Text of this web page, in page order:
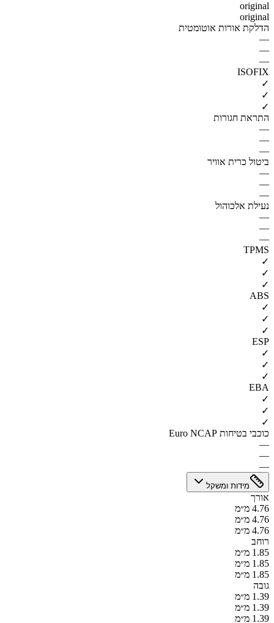
original
original
הדלקת אורות אוטומטית
—
—
—
ISOFIX
✓
✓
✓
התראת חגורות
—
—
—
ביטול כרית אוויר
—
—
—
נעילת אלכוהול
—
—
—
TPMS
✓
✓
✓
ABS
✓
✓
✓
ESP
✓
✓
✓
EBA
✓
✓
✓
כוכבי בטיחות Euro NCAP
—
—
—
מידות ומשקל
אורך
4.76 מ״מ
4.76 מ״מ
4.76 מ״מ
רוחב
1.85 מ״מ
1.85 מ״מ
1.85 מ״מ
גובה
1.39 מ״מ
1.39 מ״מ
1.39 מ״מ